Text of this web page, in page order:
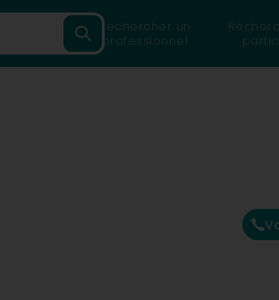
Rechercher un
professionnel